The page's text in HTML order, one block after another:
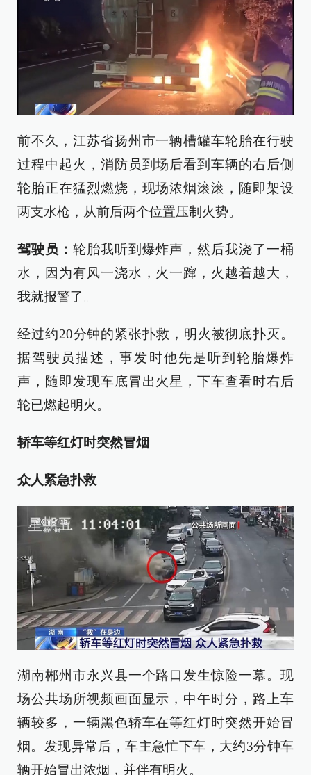
前不久，江苏省扬州市一辆槽罐车轮胎在行驶
过程中起火，消防员到场后看到车辆的右后侧
轮胎正在猛烈燃烧，现场浓烟滚滚，随即架设
两支水枪，从前后两个位置压制火势。
驾驶员： 轮胎我听到爆炸声，然后我浇了一桶
水，因为有风一浇水，火一蹿，火越着越大，
我就报警了。
经过约20分钟的紧张扑救，明火被彻底扑灭。
据驾驶员描述，事发时他先是听到轮胎爆炸
声，随即发现车底冒出火星，下车查看时右后
轮已燃起明火。
轿车等红灯时突然冒烟
众人紧急扑救
湖南郴州市永兴县一个路口发生惊险一幕。现
场公共场所视频画面显示，中午时分，路上车
辆较多，一辆黑色轿车在等红灯时突然开始冒
烟。发现异常后，车主急忙下车，大约3分钟车
辆开始冒出浓烟，并伴有明火。